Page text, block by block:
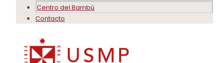
Centro del Bambú
Contacto